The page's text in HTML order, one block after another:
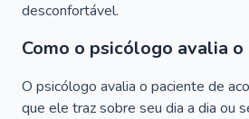
desconfortável.
Como o psicólogo avalia
O psicólogo avalia o paciente de
que ele traz sobre seu dia a dia ou